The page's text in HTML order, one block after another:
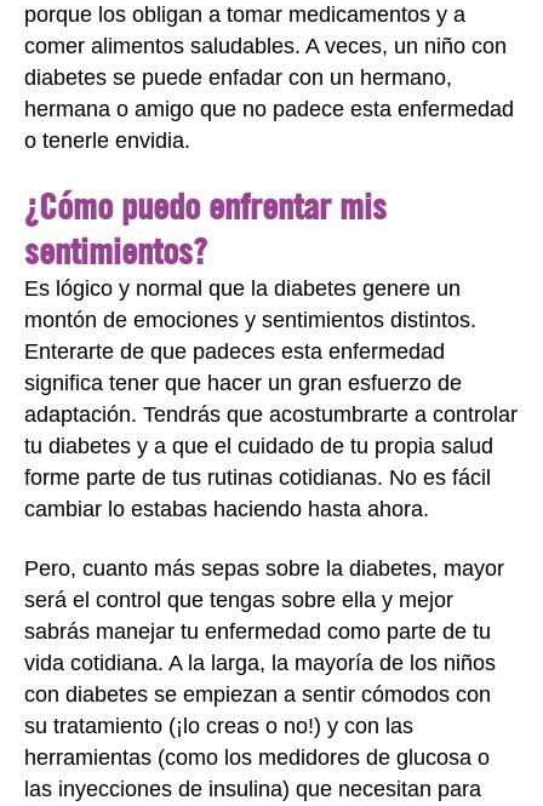
porque los obligan a tomar medicamentos y a
comer alimentos saludables. A veces, un niño con
diabetes se puede enfadar con un hermano,
hermana o amigo que no padece esta enfermedad
o tenerle envidia.
¿Cómo puedo enfrentar mis
sentimientos?
Es lógico y normal que la diabetes genere un
montón de emociones y sentimientos distintos.
Enterarte de que padeces esta enfermedad
significa tener que hacer un gran esfuerzo de
adaptación. Tendrás que acostumbrarte a controlar
tu diabetes y a que el cuidado de tu propia salud
forme parte de tus rutinas cotidianas. No es fácil
cambiar lo estabas haciendo hasta ahora.
Pero, cuanto más sepas sobre la diabetes, mayor
será el control que tengas sobre ella y mejor
sabrás manejar tu enfermedad como parte de tu
vida cotidiana. A la larga, la mayoría de los niños
con diabetes se empiezan a sentir cómodos con
su tratamiento (¡lo creas o no!) y con las
herramientas (como los medidores de glucosa o
las inyecciones de insulina) que necesitan para